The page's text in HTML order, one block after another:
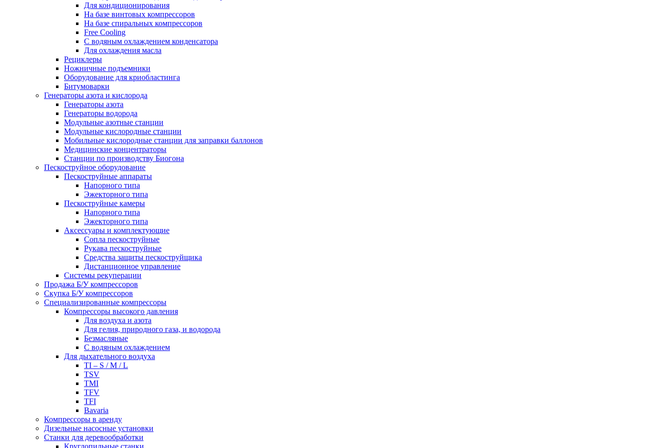
Для кондиционирования
На базе винтовых компрессоров
На базе спиральных компрессоров
Free Cooling
С водяным охлаждением конденсатора
Для охлаждения масла
Рециклеры
Ножничные подъемники
Оборудование для криобластинга
Битумоварки
Генераторы азота и кислорода
Генераторы азота
Генераторы водорода
Модульные азотные станции
Модульные кислородные станции
Мобильные кислородные станции для заправки баллонов
Медицинские концентраторы
Станции по производству Биогона
Пескоструйное оборудование
Пескоструйные аппараты
Напорного типа
Эжекторного типа
Пескоструйные камеры
Напорного типа
Эжекторного типа
Аксессуары и комплектующие
Сопла пескоструйные
Рукава пескоструйные
Средства защиты пескоструйщика
Дистанционное управление
Системы рекуперации
Продажа Б/У компрессоров
Скупка Б/У компрессоров
Специализированные компрессоры
Компрессоры высокого давления
Для воздуха и азота
Для гелия, природного газа, и водорода
Безмасляные
С водяным охлаждением
Для дыхательного воздуха
TI – S / M / L
TSV
TMI
TFV
TFI
Bavaria
Компрессоры в аренду
Дизельные насосные установки
Станки для деревообработки
Круглопильные станки